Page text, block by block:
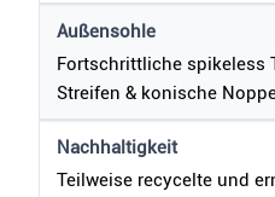
Außensohle
Fortschrittliche spikeless
Streifen & konische
Nachhaltigkeit
Teilweise recycelte und